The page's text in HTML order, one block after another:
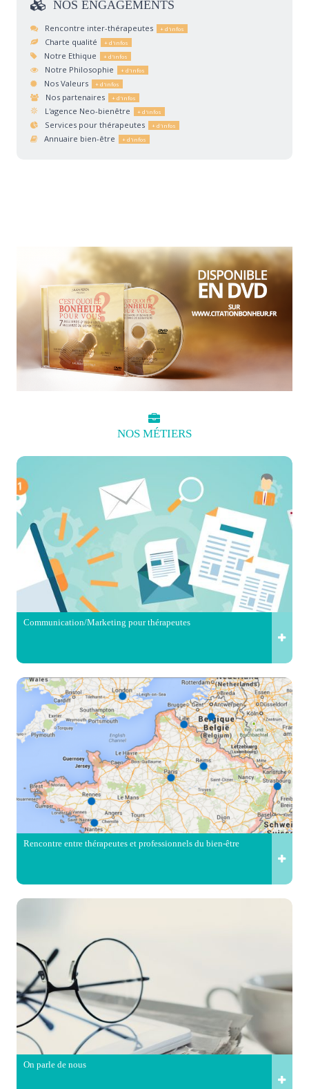
NOS ENGAGEMENTS
Rencontre inter-thérapeutes
Charte qualité
Notre Ethique
Notre Philosophie
Nos Valeurs
Nos partenaires
L'agence Neo-bienêtre
Services pour thérapeutes
Annuaire bien-être
NOS MÉTIERS
Communication/Marketing pour thérapeutes
Rencontre entre thérapeutes et professionnels du bien-être
On parle de nous